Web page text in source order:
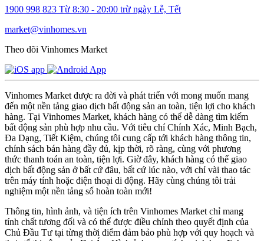
1900 998 823 Từ 8:30 - 20:00 trừ ngày Lễ, Tết
market@vinhomes.vn
Theo dõi Vinhomes Market
Vinhomes Market được ra đời và phát triển với mong muốn mang
đến một nền tảng giao dịch bất động sản an toàn, tiện lợi cho khách
hàng. Tại Vinhomes Market, khách hàng có thể dễ dàng tìm kiếm
bất động sản phù hợp nhu cầu. Với tiêu chí Chính Xác, Minh Bạch,
Đa Dạng, Tiết Kiệm, chúng tôi cung cấp tới khách hàng thông tin,
chính sách bán hàng đầy đủ, kịp thời, rõ ràng, cùng với phương
thức thanh toán an toàn, tiện lợi. Giờ đây, khách hàng có thể giao
dịch bất động sản ở bất cứ đâu, bất cứ lúc nào, với chỉ vài thao tác
trên máy tính hoặc điện thoại di động. Hãy cùng chúng tôi trải
nghiệm một nền tảng số hoàn toàn mới!
Thông tin, hình ảnh, và tiện ích trên Vinhomes Market chỉ mang
tính chất tương đối và có thể được điều chỉnh theo quyết định của
Chủ Đầu Tư tại từng thời điểm đảm bảo phù hợp với quy hoạch và